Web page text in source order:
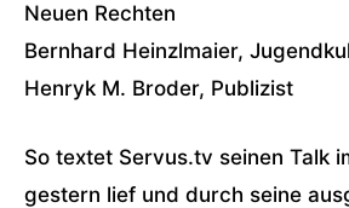
Neuen Rechten
Bernhard Heinzlmaier,
Henryk M. Broder, Publizist
So textet Servus.tv seinen Talk
gestern lief und durch seine